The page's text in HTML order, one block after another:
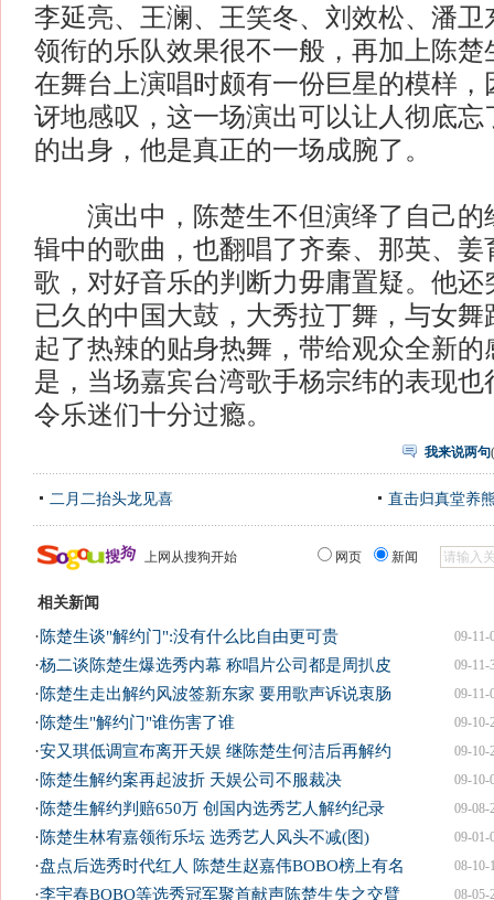
李延亮、王澜、王笑冬、刘效松、潘卫
领衔的乐队效果很不一般，再加上陈楚
在舞台上演唱时颇有一份巨星的模样，
讶地感叹，这一场演出可以让人彻底忘
的出身，他是真正的一场成腕了。
演出中，陈楚生不但演绎了自己的
辑中的歌曲，也翻唱了齐秦、那英、姜
歌，对好音乐的判断力毋庸置疑。他还
已久的中国大鼓，大秀拉丁舞，与女
起了热辣的贴身热舞，带给观众全新的
是，当场嘉宾台湾歌手杨宗纬的表现也
令乐迷们十分过瘾。
我来说两句(
二月二抬头龙见喜 直击归真堂养
上网从搜狗开始 网页 新闻
相关新闻
09-11-
·陈楚生谈"解约门":没有什么比自由更可贵
09-11-
·杨二谈陈楚生爆选秀内幕 称唱片公司都是周扒皮
09-11-
·陈楚生走出解约风波签新东家 要用歌声诉说衷肠
09-10-
·陈楚生"解约门"谁伤害了谁
09-10-
·安又琪低调宣布离开天娱 继陈楚生何洁后再解约
09-10-
·陈楚生解约案再起波折 天娱公司不服裁决
09-08-
·陈楚生解约判赔650万 创国内选秀艺人解约纪录
09-01-
·陈楚生林宥嘉领衔乐坛 选秀艺人风头不减(图)
08-10-
·盘点后选秀时代红人 陈楚生赵嘉伟BOBO榜上有名
08-05-
·李宇春BOBO等选秀冠军聚首献声陈楚生失之交臂